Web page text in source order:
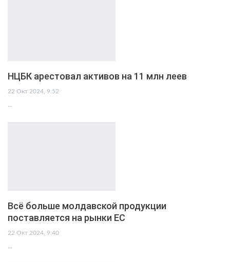
НЦБК арестовал активов на 11 млн леев
22 Окт 2024, 9:52
Всё больше молдавской продукции
поставляется на рынки ЕС
22 Окт 2024, 9:40
…